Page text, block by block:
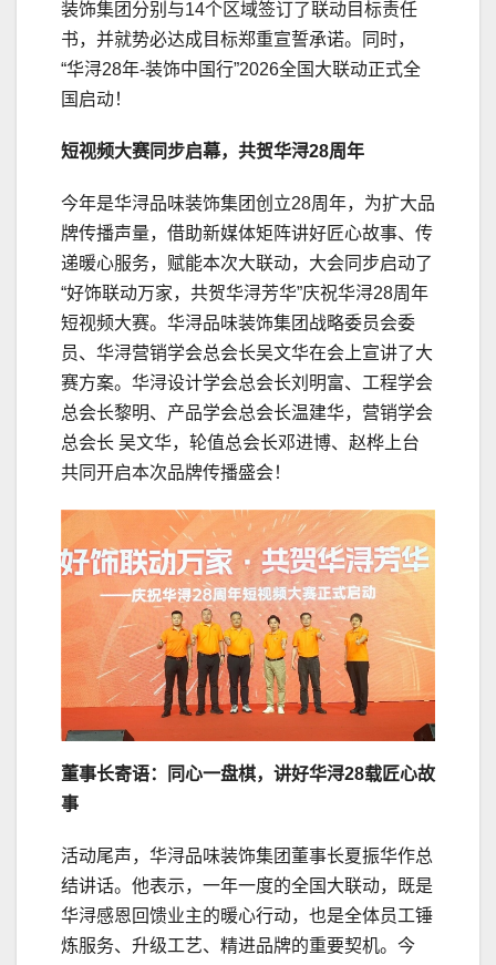
装饰集团分别与14个区域签订了联动目标责任
书，并就势必达成目标郑重宣誓承诺。同时，
“华浔28年-装饰中国行”2026全国大联动正式全
国启动！
短视频大赛同步启幕，共贺华浔28周年
今年是华浔品味装饰集团创立28周年，为扩大品
牌传播声量，借助新媒体矩阵讲好匠心故事、传
递暖心服务，赋能本次大联动，大会同步启动了
“好饰联动万家，共贺华浔芳华”庆祝华浔28周年
短视频大赛。华浔品味装饰集团战略委员会委
员、华浔营销学会总会长吴文华在会上宣讲了大
赛方案。华浔设计学会总会长刘明富、工程学会
总会长黎明、产品学会总会长温建华，营销学会
总会长 吴文华，轮值总会长邓进博、赵桦上台
共同开启本次品牌传播盛会！
董事长寄语：同心一盘棋，讲好华浔28载匠心故
事
活动尾声，华浔品味装饰集团董事长夏振华作总
结讲话。他表示，一年一度的全国大联动，既是
华浔感恩回馈业主的暖心行动，也是全体员工锤
炼服务、升级工艺、精进品牌的重要契机。今